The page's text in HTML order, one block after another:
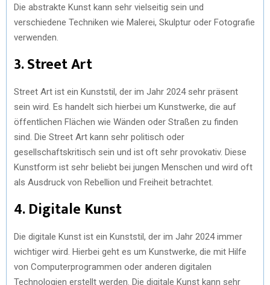
Die abstrakte Kunst kann sehr vielseitig sein und
verschiedene Techniken wie Malerei, Skulptur oder Fotografie
verwenden.
3. Street Art
Street Art ist ein Kunststil, der im Jahr 2024 sehr präsent
sein wird. Es handelt sich hierbei um Kunstwerke, die auf
öffentlichen Flächen wie Wänden oder Straßen zu finden
sind. Die Street Art kann sehr politisch oder
gesellschaftskritisch sein und ist oft sehr provokativ. Diese
Kunstform ist sehr beliebt bei jungen Menschen und wird oft
als Ausdruck von Rebellion und Freiheit betrachtet.
4. Digitale Kunst
Die digitale Kunst ist ein Kunststil, der im Jahr 2024 immer
wichtiger wird. Hierbei geht es um Kunstwerke, die mit Hilfe
von Computerprogrammen oder anderen digitalen
Technologien erstellt werden. Die digitale Kunst kann sehr